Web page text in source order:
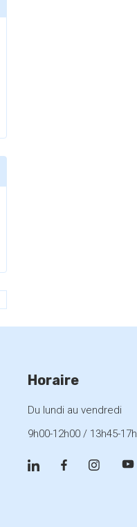
Horaire
Du lundi au vendredi
9h00-12h00 / 13h45-17h